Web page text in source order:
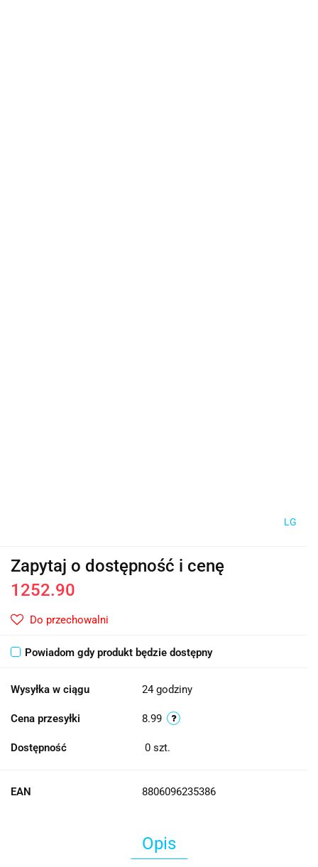
LG
Zapytaj o dostępność i cenę
1252.90
Do przechowalni
Powiadom gdy produkt będzie dostępny
Wysyłka w ciągu 24 godziny
Cena przesyłki 8.99
Dostępność 0 szt.
EAN 8806096235386
Opis